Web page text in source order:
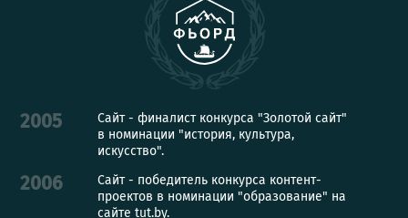
2005
Сайт - финалист конкурса "Золотой сайт"
в номинации "история, культура,
искусство".
2006
Сайт - победитель конкурса контент-
проектов в номинации "образование" на
сайте tut.by.